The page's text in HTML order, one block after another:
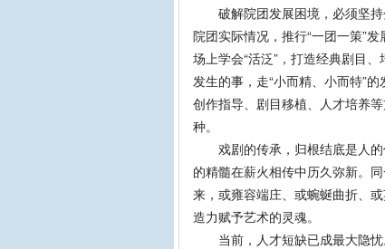
破解院团发展困境，必须坚持
院团实际情况，推行“一团一策”
场上学会“活泛”，打造经典剧目
发生的事，走“小而精、小而特”
创作指导、剧目移植、人才培养
种。
戏剧的传承，归根结底是人的
的精髓在薪火相传中历久弥新。
来，或雍容端庄、或蜿蜒曲折、
造力赋予艺术的灵魂。
当前，人才短缺已成最大隐忧